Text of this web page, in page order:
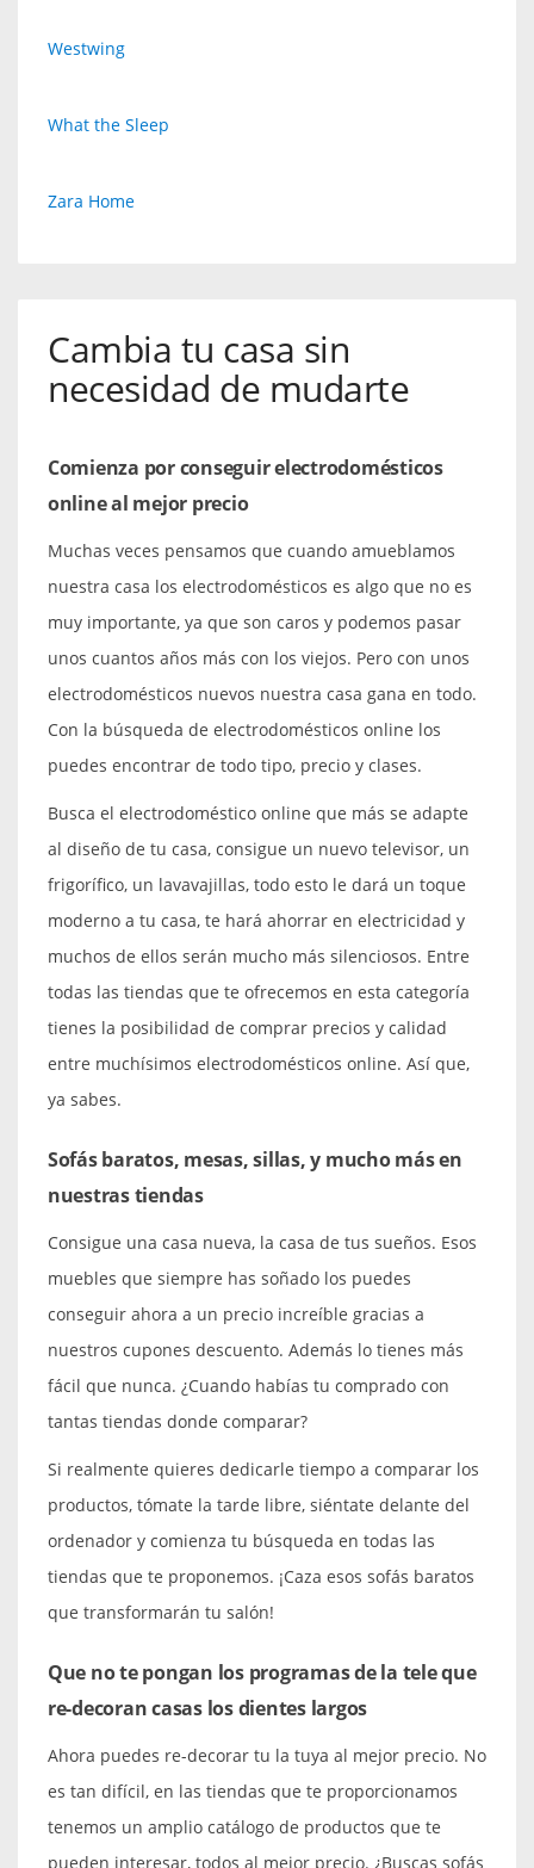
Westwing
What the Sleep
Zara Home
Cambia tu casa sin
necesidad de mudarte
Comienza por conseguir electrodomésticos
online al mejor precio
Muchas veces pensamos que cuando amueblamos
nuestra casa los electrodomésticos es algo que no es
muy importante, ya que son caros y podemos pasar
unos cuantos años más con los viejos. Pero con unos
electrodomésticos nuevos nuestra casa gana en todo.
Con la búsqueda de electrodomésticos online los
puedes encontrar de todo tipo, precio y clases.
Busca el electrodoméstico online que más se adapte
al diseño de tu casa, consigue un nuevo televisor, un
frigorífico, un lavavajillas, todo esto le dará un toque
moderno a tu casa, te hará ahorrar en electricidad y
muchos de ellos serán mucho más silenciosos. Entre
todas las tiendas que te ofrecemos en esta categoría
tienes la posibilidad de comprar precios y calidad
entre muchísimos electrodomésticos online. Así que,
ya sabes.
Sofás baratos, mesas, sillas, y mucho más en
nuestras tiendas
Consigue una casa nueva, la casa de tus sueños. Esos
muebles que siempre has soñado los puedes
conseguir ahora a un precio increíble gracias a
nuestros cupones descuento. Además lo tienes más
fácil que nunca. ¿Cuando habías tu comprado con
tantas tiendas donde comparar?
Si realmente quieres dedicarle tiempo a comparar los
productos, tómate la tarde libre, siéntate delante del
ordenador y comienza tu búsqueda en todas las
tiendas que te proponemos. ¡Caza esos sofás baratos
que transformarán tu salón!
Que no te pongan los programas de la tele que
re-decoran casas los dientes largos
Ahora puedes re-decorar tu la tuya al mejor precio. No
es tan difícil, en las tiendas que te proporcionamos
tenemos un amplio catálogo de productos que te
pueden interesar, todos al mejor precio. ¿Buscas sofás